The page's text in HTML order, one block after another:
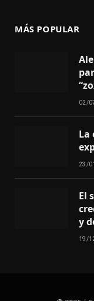
MÁS POPULAR
02/
La
23/
El
y
19/